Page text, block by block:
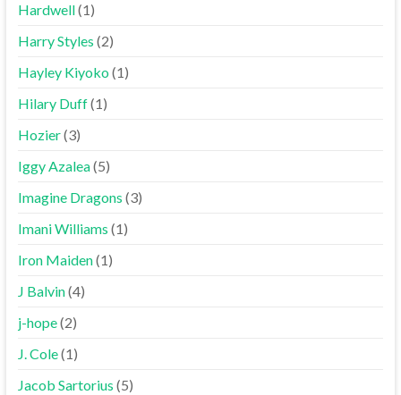
Hardwell(1)
Harry Styles (2)
Hayley Kiyoko(1)
Hilary Duff(1)
Hozier(3)
Iggy Azalea(5)
Imagine Dragons (3)
Imani Williams (1)
Iron Maiden(1)
J Balvin(4)
j-hope(2)
J. Cole(1)
Jacob Sartorius (5)